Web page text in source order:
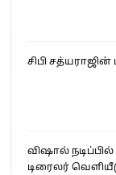
சிபி
விஷால்
டிரைலர்